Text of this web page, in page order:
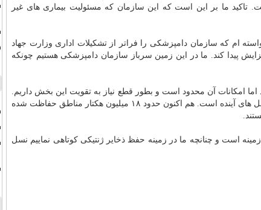
ما بر این است كه این سازمان كه مسئولیت بیماری های غیر
ام كه سازمان دامپزشكی را فراتر از تشكیلات اداری وزارت جهاد
پیدا كند. ما در این زمین سرباز سازمان دامپزشكی هستیم چونكه
امكانات آن محدود است و بطور قطع نیاز به تقویت این بخش داریم.
یكی از وظایف سازمان حفاظت محیط زیست حفظ منابع ژنتیكی برای نسل های آینده است. هم اكنون حدود ۱۸ میلیون هكتار مناطق حفاظت شده
است و چنانچه ما در زمینه حفظ ذخایر ژنتیكی كوتاهی نماییم نسل